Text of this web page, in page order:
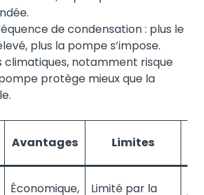
de condensation : plus le
plus la pompe s’impose.
climatiques, notamment risque
protège mieux que la
Avantages Limites
Économique, Limité par la